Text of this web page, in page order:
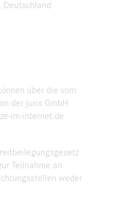
Deutschland
über die vom
der juris GmbH
im-internet.de
Teilnahme an
weder